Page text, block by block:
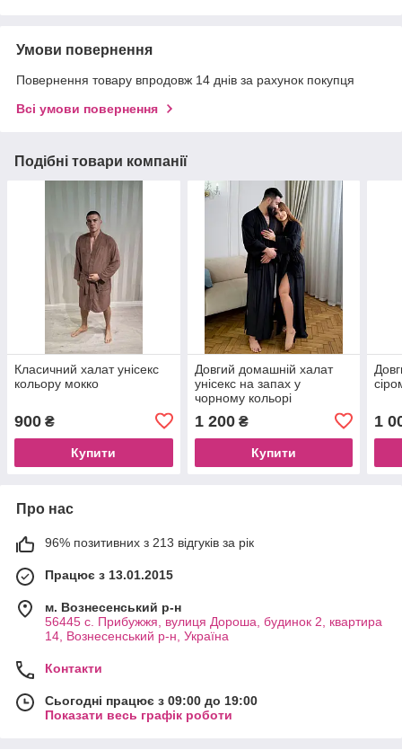
Умови повернення
Повернення товару впродовж 14 днів за рахунок покупця
Всі умови повернення
Подібні товари компанії
Класичний халат унісекс
кольору мокко
900 ₴
Купити
Довгий домашній халат
унісекс на запах у
чорному кольорі
1 200₴
Купити
1
Про нас
96% позитивних з 213 відгуків за рік
Працює з 13.01.2015
м. Вознесенський р-н
56445 с. Прибужжя, вулиця Дороша, будинок 2, квартира
14, Вознесенський р-н, Україна
Контакти
Сьогодні працює з 09:00 до 19:00
Показати весь графік роботи